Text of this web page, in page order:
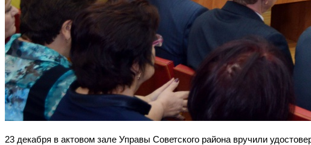
23 декабря в актовом зале Управы Советского района вручили